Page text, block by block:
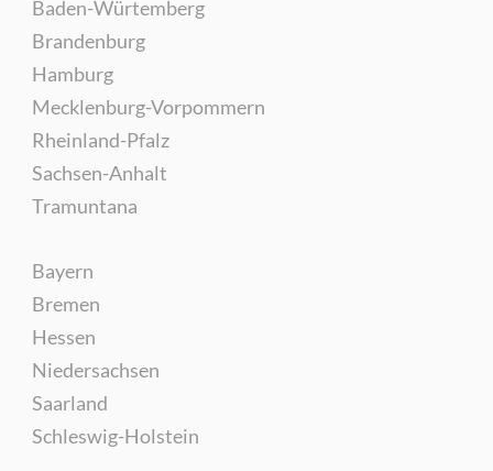
Baden-Würtemberg
Brandenburg
Hamburg
Mecklenburg-Vorpommern
Rheinland-Pfalz
Sachsen-Anhalt
Tramuntana
Bayern
Bremen
Hessen
Niedersachsen
Saarland
Schleswig-Holstein